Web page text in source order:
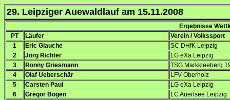
29. Leipziger Auewaldlauf am 15.11.2008
Ergebnisse
PT
Läufer
Verein / Volkssport
1
Eric Glauche
SC DHfK Leipzig
2
Jörg Richter
LG eXa Leipzig
3
Ronny Griesmann
TSG Markkleeberg
4
Olaf Ueberschär
LFV Oberholz
5
Carsten Paul
LG eXa Leipzig
6
Gregor Bogen
LC Auensee Leipzig